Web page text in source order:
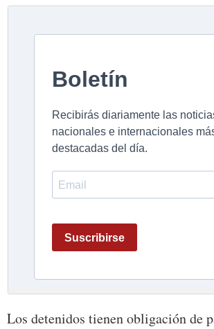
Los detenidos tienen obligación de